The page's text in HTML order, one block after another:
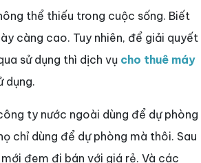
thể thiếu trong cuộc sống. Biết
càng cao. Tuy nhiên, để giải quyết
sử dụng thì dịch vụ cho thuê máy
dụng.
ty nước ngoài dùng để dự phòng
chỉ dùng để dự phòng mà thôi. Sau
đem đi bán với giá rẻ. Và các